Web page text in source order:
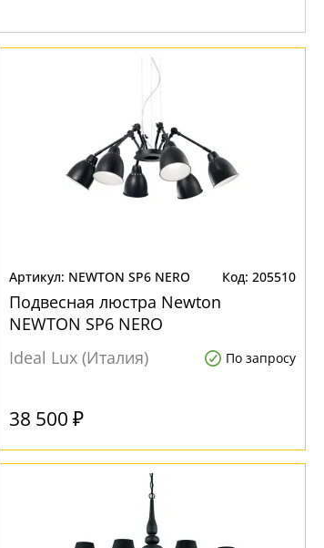
NEWTON SP6 NERO 205510
Подвесная люстра Newton
NEWTON SP6 NERO
Ideal Lux (Италия)
По запросу
38 500 ₽